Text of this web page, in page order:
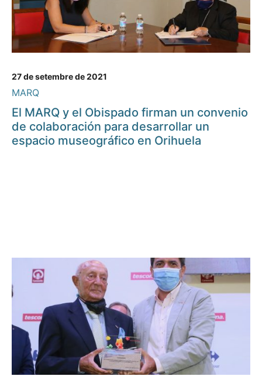
27 de setembre de 2021
MARQ
El MARQ y el Obispado firman un convenio
de colaboración para desarrollar un
espacio museográfico en Orihuela